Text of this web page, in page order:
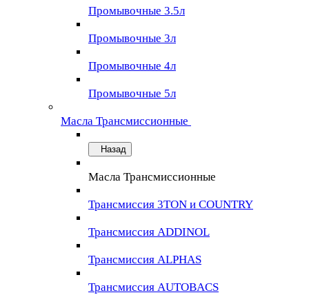
Промывочные 3.5л
Промывочные 3л
Промывочные 4л
Промывочные 5л
Масла Трансмиссионные
Назад
Масла Трансмиссионные
Трансмиссия 3TON и COUNTRY
Трансмиссия ADDINOL
Трансмиссия ALPHAS
Трансмиссия AUTOBACS